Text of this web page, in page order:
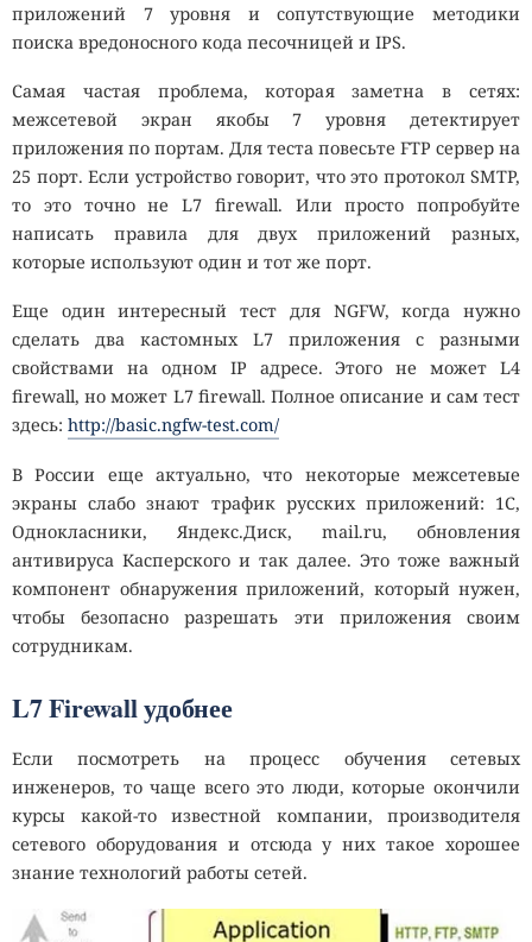
приложений 7 уровня и сопутствующие методики
поиска вредоносного кода песочницей и IPS.
Самая частая проблема, которая заметна в сетях:
межсетевой экран якобы 7 уровня детектирует
приложения по портам. Для теста повесьте FTP сервер на
25 порт. Если устройство говорит, что это протокол SMTP,
то это точно не L7 firewall. Или просто попробуйте
написать правила для двух приложений разных,
которые используют один и тот же порт.
Еще один интересный тест для NGFW, когда нужно
сделать два кастомных L7 приложения с разными
свойствами на одном IP адресе. Этого не может L4
firewall, но может L7 firewall. Полное описание и сам тест
здесь: http://basic.ngfw-test.com/
В России еще актуально, что некоторые межсетевые
экраны слабо знают трафик русских приложений: 1С,
Однокласники, Яндекс.Диск, mail.ru, обновления
антивируса Касперского и так далее. Это тоже важный
компонент обнаружения приложений, который нужен,
чтобы безопасно разрешать эти приложения своим
сотрудникам.
L7 Firewall удобнее
Если посмотреть на процесс обучения сетевых
инженеров, то чаще всего это люди, которые окончили
курсы какой-то известной компании, производителя
сетевого оборудования и отсюда у них такое хорошее
знание технологий работы сетей.